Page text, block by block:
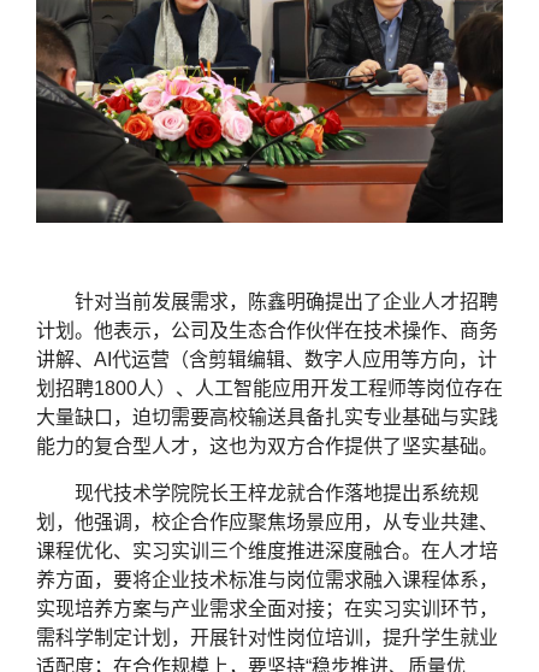
针对当前发展需求，陈鑫明确提出了企业人才招聘
计划。他表示，公司及生态合作伙伴在技术操作、商务
讲解、AI代运营（含剪辑编辑、数字人应用等方向，计
划招聘1800人）、人工智能应用开发工程师等岗位存在
大量缺口，迫切需要高校输送具备扎实专业基础与实践
能力的复合型人才，这也为双方合作提供了坚实基础。
现代技术学院院长王梓龙就合作落地提出系统规
划，他强调，校企合作应聚焦场景应用，从专业共建、
课程优化、实习实训三个维度推进深度融合。在人才培
养方面，要将企业技术标准与岗位需求融入课程体系，
实现培养方案与产业需求全面对接；在实习实训环节，
需科学制定计划，开展针对性岗位培训，提升学生就业
适配度；在合作规模上，要坚持“稳步推进、质量优